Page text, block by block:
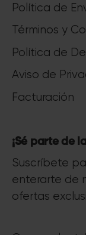
Política de
Términos y
Política de
Aviso de
Facturación
¡Sé parte de
Suscríbete
enterarte de
ofertas